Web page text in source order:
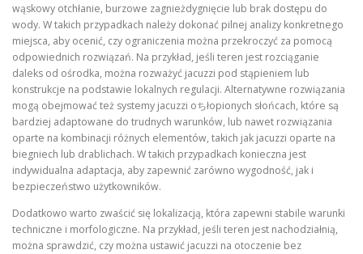
wąskowy otchłanie, burzowe zagnieżdygnięcie lub brak dostępu do
wody. W takich przypadkach należy dokonać pilnej analizy konkretnego
miejsca, aby ocenić, czy ograniczenia można przekroczyć za pomocą
odpowiednich rozwiązań. Na przykład, jeśli teren jest rozciąganie
daleks od ośrodka, można rozważyć jacuzzi pod stąpieniem lub
konstrukcje na podstawie lokalnych regulacji. Alternatywne rozwiązania
mogą obejmować też systemy jacuzzi oちłopionych słońcach, które są
bardziej adaptowane do trudnych warunków, lub nawet rozwiązania
oparte na kombinacji różnych elementów, takich jak jacuzzi oparte na
biegniech lub drablichach. W takich przypadkach konieczna jest
indywidualna adaptacja, aby zapewnić zarówno wygodność, jak i
bezpieczeństwo użytkowników.
Dodatkowo warto zwaścić się lokalizacją, która zapewni stabile warunki
techniczne i morfologiczne. Na przykład, jeśli teren jest nachodziałnią,
można sprawdzić, czy można ustawić jacuzzi na otoczenie bez